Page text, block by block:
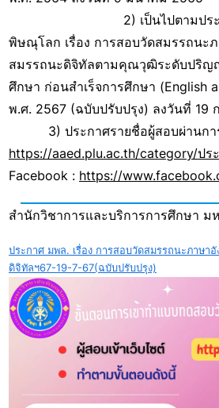
2) เป็นไปตามประกาศ
พิษณุโลก เรื่อง การสอบวัดสมรรถนะ
สมรรถนะดิจิทัลตามคุณวุฒิระดับปริ
ศึกษา ก่อนสำเร็จการศึกษา (English
พ.ศ. 2567 (ฉบับปรับปรุง) ลงวันที่ 19
3) ประกาศรายชื่อผู้สอบผ่านการ
https://aaed.plu.ac.th/category/ปร
Facebook : https://
สำนักวิชาการและบริการการศึกษา
ประกาศ มพล. เรื่อง การสอบวัดสมรรถนะภาษา
ดิจิทัลฯ67-19-7-67(ฉบับปรับปรุง)